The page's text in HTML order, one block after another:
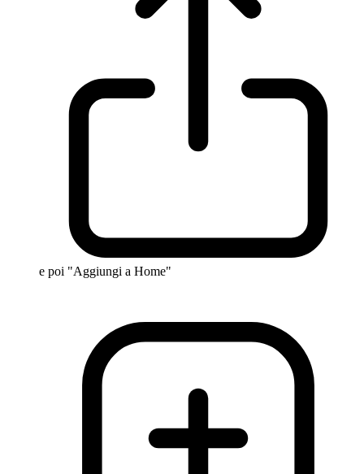
e poi "Aggiungi a Home"